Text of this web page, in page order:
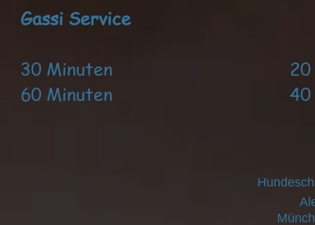
Gassi Service
30 Minuten 20
60 Minuten 40